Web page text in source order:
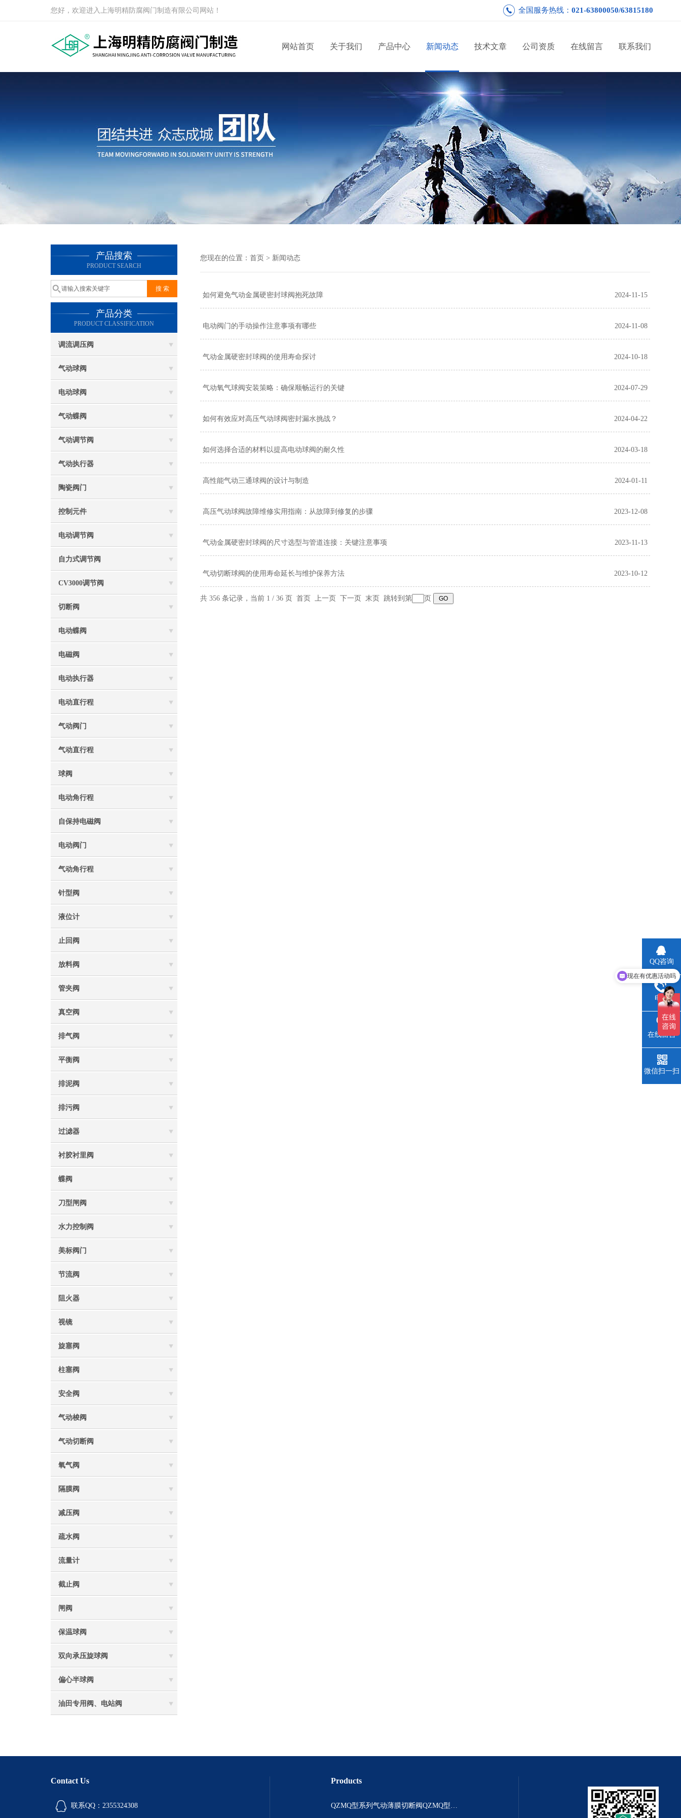
您好，欢迎进入上海明精防腐阀门制造有限公司网站！ 全国服务热线： 021-63800050/63815180
网站首页 关于我们 产品中心 新闻动态 技术文章 公司资质 在线留言 联系我们
产品搜索
PRODUCT SEARCH
产品分类
PRODUCT CLASSIFICATION
调流调压阀
气动球阀
电动球阀
气动蝶阀
气动调节阀
气动执行器
陶瓷阀门
控制元件
电动调节阀
自力式调节阀
CV3000调节阀
切断阀
电动蝶阀
电磁阀
电动执行器
电动直行程
气动阀门
气动直行程
球阀
电动角行程
自保持电磁阀
电动阀门
气动角行程
针型阀
液位计
止回阀
放料阀
管夹阀
真空阀
排气阀
平衡阀
排泥阀
排污阀
过滤器
衬胶衬里阀
蝶阀
刀型闸阀
水力控制阀
美标阀门
节流阀
阻火器
视镜
旋塞阀
柱塞阀
安全阀
气动梭阀
气动切断阀
氧气阀
隔膜阀
减压阀
疏水阀
流量计
截止阀
闸阀
保温球阀
双向承压旋球阀
偏心半球阀
油田专用阀、电站阀
您现在的位置： 首页 > 新闻动态
如何避免气动金属硬密封球阀抱死故障 2024-11-15
电动阀门的手动操作注意事项有哪些 2024-11-08
气动金属硬密封球阀的使用寿命探讨 2024-10-18
气动氧气球阀安装策略：确保顺畅运行的关键 2024-07-29
如何有效应对高压气动球阀密封漏水挑战？ 2024-04-22
如何选择合适的材料以提高电动球阀的耐久性 2024-03-18
高性能气动三通球阀的设计与制造 2024-01-11
高压气动球阀故障维修实用指南：从故障到修复的步骤 2023-12-08
气动金属硬密封球阀的尺寸选型与管道连接：关键注意事项 2023-11-13
气动切断球阀的使用寿命延长与维护保养方法 2023-10-12
共 356 条记录，当前 1 / 36 页 首页 上一页 下一页 末页 跳转到第 页
Contact Us
联系QQ：2355324308
Products
QZMQ型系列气动薄膜切断阀QZMQ型系列气动薄膜切断阀
QQ咨询
电话
在线留言
微信扫一扫
现在有优惠活动吗